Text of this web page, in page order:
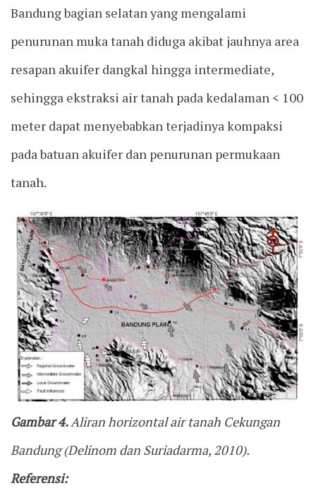
Bandung bagian selatan yang mengalami
penurunan muka tanah diduga akibat jauhnya area
resapan akuifer dangkal hingga intermediate,
sehingga ekstraksi air tanah pada kedalaman < 100
meter dapat menyebabkan terjadinya kompaksi
pada batuan akuifer dan penurunan permukaan
tanah.
Gambar 4.Aliran horizontal air tanah Cekungan
Bandung (Delinom dan Suriadarma, 2010).
Referensi: